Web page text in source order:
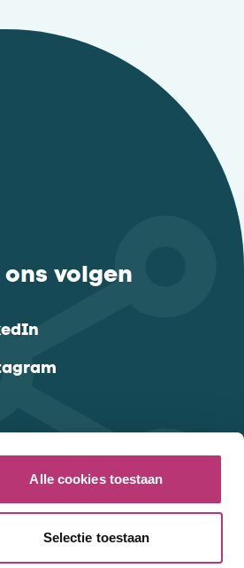
Alle cookies toestaan
Selectie toestaan
ons volgen